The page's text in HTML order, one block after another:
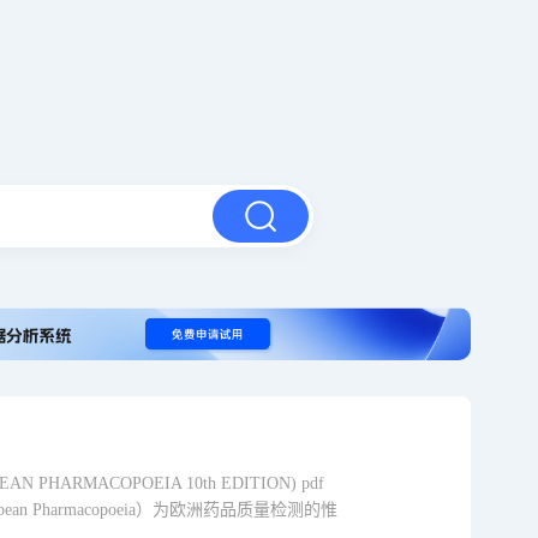
PHARMACOPOEIA 10th EDITION) pdf
Pharmacopoeia）为欧洲药品质量检测的惟